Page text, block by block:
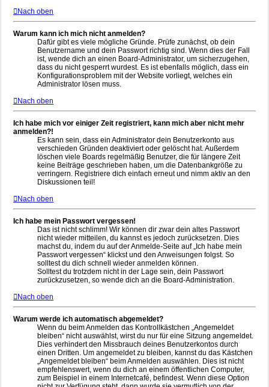
Nach oben
Warum kann ich mich nicht anmelden?
Dafür gibt es viele mögliche Gründe. Prüfe zunächst, ob dein
Benutzername und dein Passwort richtig sind. Wenn dies der Fall
ist, wende dich an einen Board-Administrator, um sicherzugehen,
dass du nicht gesperrt wurdest. Es ist ebenfalls möglich, dass ein
Konfigurationsproblem mit der Website vorliegt, welches ein
Administrator lösen muss.
Nach oben
Ich habe mich vor einiger Zeit registriert, kann mich aber nicht mehr
anmelden?!
Es kann sein, dass ein Administrator dein Benutzerkonto aus
verschieden Gründen deaktiviert oder gelöscht hat. Außerdem
löschen viele Boards regelmäßig Benutzer, die für längere Zeit
keine Beiträge geschrieben haben, um die Datenbankgröße zu
verringern. Registriere dich einfach erneut und nimm aktiv an den
Diskussionen teil!
Nach oben
Ich habe mein Passwort vergessen!
Das ist nicht schlimm! Wir können dir zwar dein altes Passwort
nicht wieder mitteilen, du kannst es jedoch zurücksetzen. Dies
machst du, indem du auf der Anmelde-Seite auf „Ich habe mein
Passwort vergessen“ klickst und den Anweisungen folgst. So
solltest du dich schnell wieder anmelden können.
Solltest du trotzdem nicht in der Lage sein, dein Passwort
zurückzusetzen, so wende dich an die Board-Administration.
Nach oben
Warum werde ich automatisch abgemeldet?
Wenn du beim Anmelden das Kontrollkästchen „Angemeldet
bleiben“ nicht auswählst, wirst du nur für eine Sitzung angemeldet.
Dies verhindert den Missbrauch deines Benutzerkontos durch
einen Dritten. Um angemeldet zu bleiben, kannst du das Kästchen
„Angemeldet bleiben“ beim Anmelden auswählen. Dies ist nicht
empfehlenswert, wenn du dich an einem öffentlichen Computer,
zum Beispiel in einem Internetcafé, befindest. Wenn diese Option